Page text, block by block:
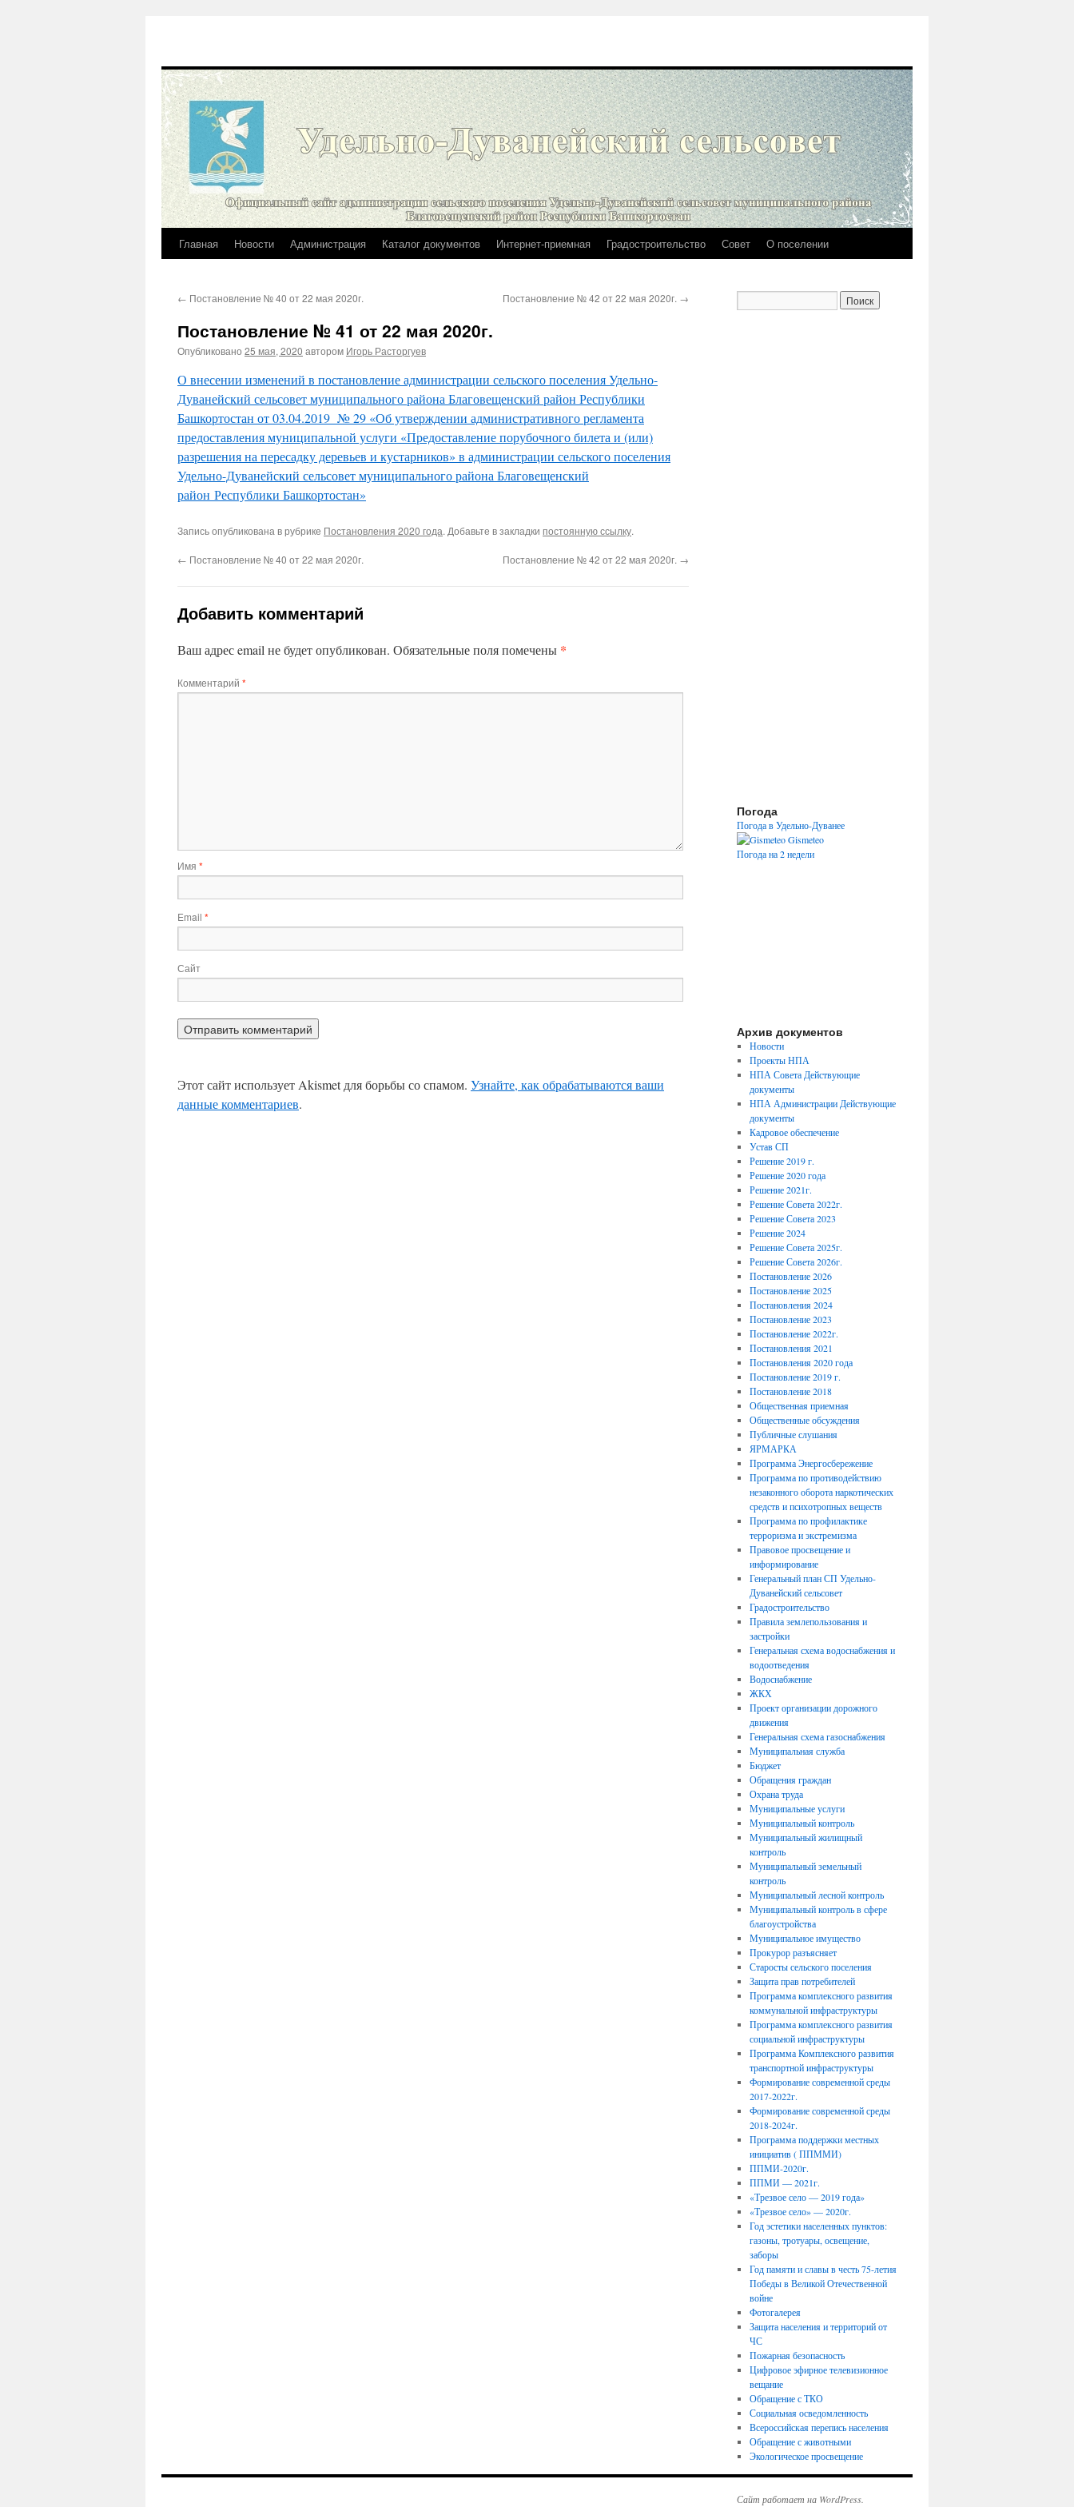
Перейти
содержимому
Главная Новости Администрация Каталог документов Интернет-приемная Градостроительство Совет О поселении
← Постановление № 40 от 22 мая 2020г. Постановление № 42 от 22 мая 2020г. →
Постановление № 41 от 22 мая 2020г.
Опубликовано 25 мая, 2020 автором Игорь Расторгуев
О внесении изменений в постановление администрации сельского поселения Удельно-
Дуванейский сельсовет муниципального района Благовещенский район Республики
Башкортостан от 03.04.2019 № 29 «Об утверждении административного регламента
предоставления муниципальной услуги «Предоставление порубочного билета и (или)
разрешения на пересадку деревьев и кустарников» в администрации сельского поселения
Удельно-Дуванейский сельсовет муниципального района Благовещенский
район Республики Башкортостан»
Запись опубликована в рубрике Постановления 2020 года. Добавьте в закладки постоянную ссылку.
← Постановление № 40 от 22 мая 2020г. Постановление № 42 от 22 мая 2020г. →
Добавить комментарий
Ваш адрес email не будет опубликован. Обязательные поля помечены *
Комментарий *
Имя *
Email *
Сайт
Этот сайт использует Akismet для борьбы со спамом. Узнайте, как обрабатываются ваши
данные комментариев.
Погода
Погода в Удельно-Дуванее
Gismeteo
Погода на 2 недели
Архив документов
Новости
Проекты НПА
НПА Совета Действующие
документы
НПА Администрации Действующие
документы
Кадровое обеспечение
Устав СП
Решение 2019 г.
Решение 2020 года
Решение 2021г.
Решение Совета 2022г.
Решение Совета 2023
Решение 2024
Решение Совета 2025г.
Решение Совета 2026г.
Постановление 2026
Постановление 2025
Постановления 2024
Постановление 2023
Постановление 2022г.
Постановления 2021
Постановления 2020 года
Постановление 2019 г.
Постановление 2018
Общественная приемная
Общественные обсуждения
Публичные слушания
ЯРМАРКА
Программа Энергосбережение
Программа по противодействию
незаконного оборота наркотических
средств и психотропных веществ
Программа по профилактике
терроризма и экстремизма
Правовое просвещение и
информирование
Генеральный план СП Удельно-
Дуванейский сельсовет
Градостроительство
Правила землепользования и
застройки
Генеральная схема водоснабжения и
водоотведения
Водоснабжение
ЖКХ
Проект организации дорожного
движения
Генеральная схема газоснабжения
Муниципальная служба
Бюджет
Обращения граждан
Охрана труда
Муниципальные услуги
Муниципальный контроль
Муниципальный жилищный
контроль
Муниципальный земельный
контроль
Муниципальный лесной контроль
Муниципальный контроль в сфере
благоустройства
Муниципальное имущество
Прокурор разъясняет
Старосты сельского поселения
Защита прав потребителей
Программа комплексного развития
коммунальной инфраструктуры
Программа комплексного развития
социальной инфраструктуры
Программа Комплексного развития
транспортной инфраструктуры
Формирование современной среды
2017-2022г.
Формирование современной среды
2018-2024г.
Программа поддержки местных
инициатив ( ППММИ)
ППМИ-2020г.
ППМИ — 2021г.
«Трезвое село — 2019 года»
«Трезвое село» — 2020г.
Год эстетики населенных пунктов:
газоны, тротуары, освещение,
заборы
Год памяти и славы в честь 75-летия
Победы в Великой Отечественной
войне
Фотогалерея
Защита населения и территорий от
ЧС
Пожарная безопасность
Цифровое эфирное телевизионное
вещание
Обращение с ТКО
Социальная осведомленность
Всероссийская перепись населения
Обращение с животными
Экологическое просвещение
Сайт работает на WordPress.